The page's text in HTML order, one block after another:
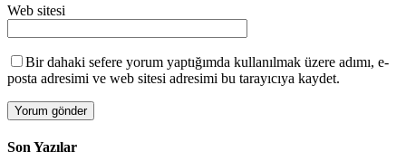
Web sitesi
Bir dahaki sefere yorum yaptığımda kullanılmak üzere adımı, e-
posta adresimi ve web sitesi adresimi bu tarayıcıya kaydet.
Son Yazılar